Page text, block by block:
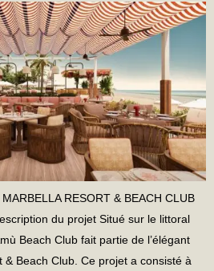
RESORT & BEACH CLUB
du projet Situé sur le littoral
Beach Club fait partie de l’élégant
Beach Club. Ce projet a consisté à